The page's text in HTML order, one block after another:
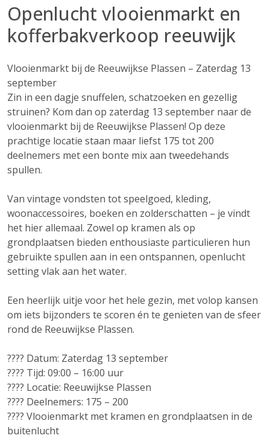
Openlucht vlooienmarkt en
kofferbakverkoop reeuwijk
Vlooienmarkt bij de Reeuwijkse Plassen – Zaterdag 13
september
Zin in een dagje snuffelen, schatzoeken en gezellig
struinen? Kom dan op zaterdag 13 september naar de
vlooienmarkt bij de Reeuwijkse Plassen! Op deze
prachtige locatie staan maar liefst 175 tot 200
deelnemers met een bonte mix aan tweedehands
spullen.
Van vintage vondsten tot speelgoed, kleding,
woonaccessoires, boeken en zolderschatten – je vindt
het hier allemaal. Zowel op kramen als op
grondplaatsen bieden enthousiaste particulieren hun
gebruikte spullen aan in een ontspannen, openlucht
setting vlak aan het water.
Een heerlijk uitje voor het hele gezin, met volop kansen
om iets bijzonders te scoren én te genieten van de sfeer
rond de Reeuwijkse Plassen.
????️ Datum: Zaterdag 13 september
???? Tijd: 09:00 – 16:00 uur
???? Locatie: Reeuwijkse Plassen
???? Deelnemers: 175 – 200
????️ Vlooienmarkt met kramen en grondplaatsen in de
buitenlucht